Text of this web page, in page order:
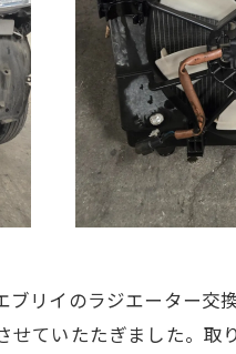
リイのラジエーター
ていたたぎました。